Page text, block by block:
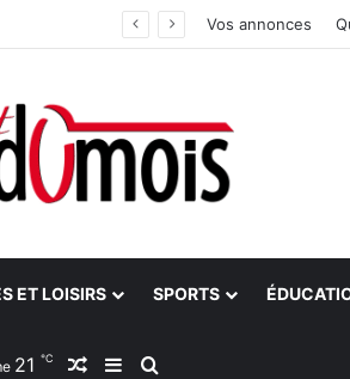
Vos annonces
ET LOISIRS SPORTS
21 ℃ Article Aléatoire
Sidebar (barre latérale)
Rechercher